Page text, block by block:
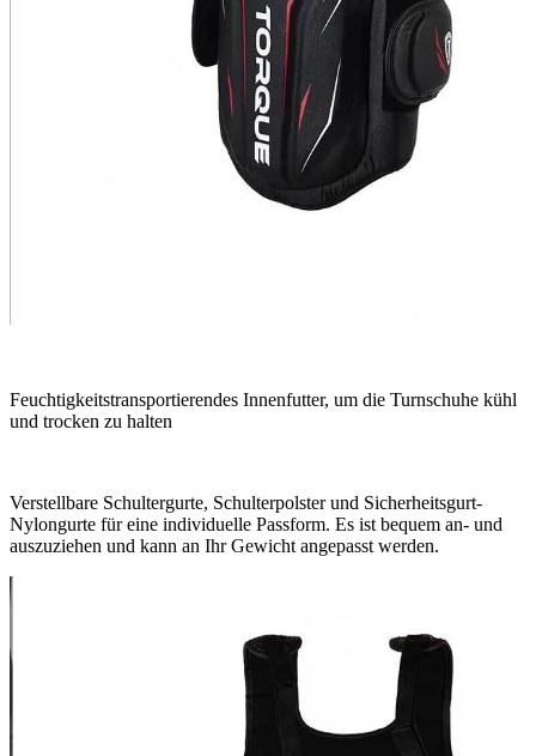
Feuchtigkeitstransportierendes Innenfutter, um die Turnschuhe kühl
und trocken zu halten
Verstellbare Schultergurte, Schulterpolster und Sicherheitsgurt-
Nylongurte für eine individuelle Passform. Es ist bequem an- und
auszuziehen und kann an Ihr Gewicht angepasst werden.